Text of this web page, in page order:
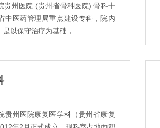
贵州医院 (贵州省骨科医院) 骨科十
中医药管理局重点建设专科，院内
以保守治疗为基础，...
贵州医院康复医学科（贵州省康复